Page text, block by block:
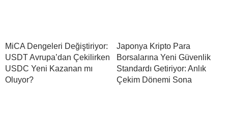
MiCA Dengeleri Değiştiriyor:
USDT Avrupa’dan Çekilirken
USDC Yeni Kazanan mı
Oluyor?
Japonya Kripto Para
Borsalarına Yeni Güvenlik
Standardı Getiriyor: Anlık
Çekim Dönemi Sona